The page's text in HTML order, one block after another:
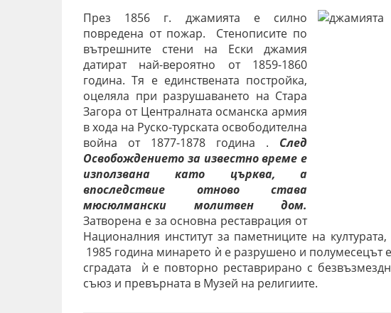
През 1856 г. джамията е силно
повредена от пожар. Стенописите по
вътрешните стени на Ески джамия
датират най-вероятно от 1859-1860
година. Тя е единствената постройка,
оцеляла при разрушаването на Стара
Загора от Централната османска армия
в хода на Руско-турската освободителна
война от 1877-1878 година . След
Освобождението за известно време е
използвана като църква, а
впоследствие отново става
мюсюлмански молитвен дом.
Затворена е за основна реставрация от
Националния институт за паметниците на
1985 година минарето ѝ е разрушено и полумесецът
сградата ѝ е повторно реставрирано с
съюз и превърната в Музей на религиите.